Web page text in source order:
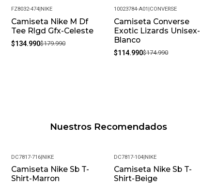
-25%
FZ8032-474| NIKE
Camiseta Nike M Df
Tee Rlgd Gfx-Celeste
$134.990$179.990
-34%
10023784-A01 CONVERSE
Camiseta Converse
Exotic Lizards Unisex-
Blanco
$114.990$174.990
Nuestros Recomendados
-18%
DC7817-716|NIKE
Camiseta Nike Sb T-
Shirt-Marron
-18%
DC7817-104|NIKE
Camiseta Nike Sb T-
Shirt-Beige